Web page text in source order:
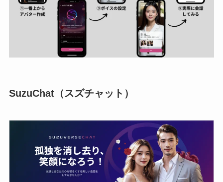
SuzuChat（スズチャット）